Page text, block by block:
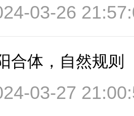
03-26
合体，自然规则
03-27